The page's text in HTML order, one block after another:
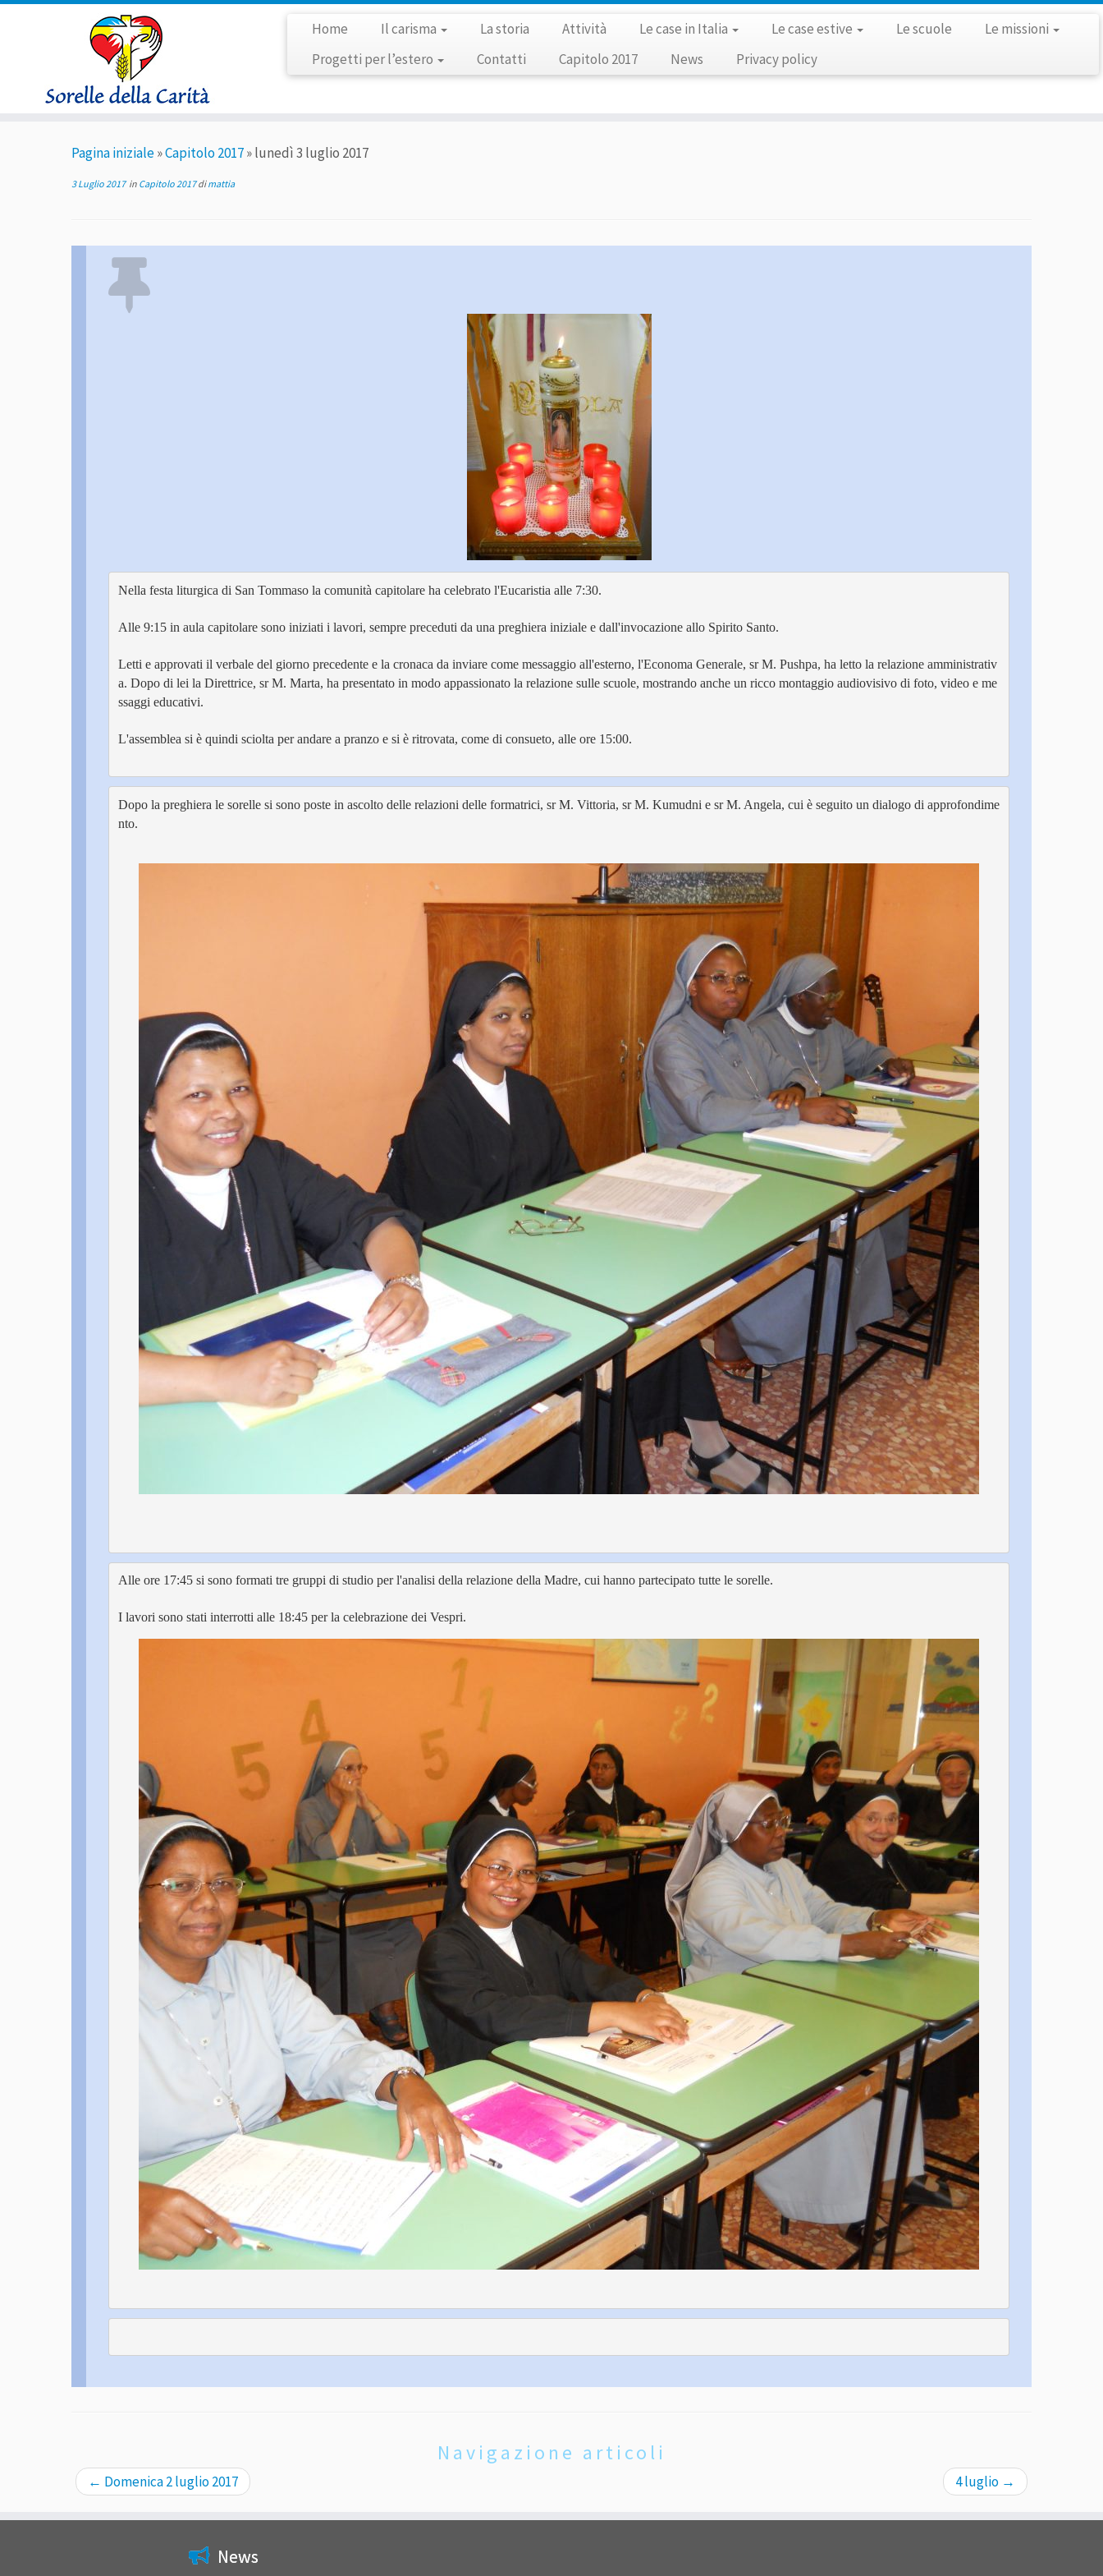
Home Il carisma La storia Attività Le case in Italia Le case estive Le scuole
Le missioni
Progetti per l’estero
Contatti Capitolo 2017 News Privacy policy
Pagina iniziale»Capitolo 2017»lunedì 3 luglio 2017
3 Luglio 2017in Capitolo 2017dimattia
Nella festa liturgica di San Tommaso la comunità capitolare ha celebrato l'Eucaristia alle 7:30.
Alle 9:15 in aula capitolare sono iniziati i lavori, sempre preceduti da una preghiera iniziale e dall'invocazione allo Spirito Santo.
Letti e approvati il verbale del giorno precedente e la cronaca da inviare come messaggio all'esterno, l'Economa Generale, sr M. Pushpa, ha letto la relazione amministrativ
a. Dopo di lei la Direttrice, sr M. Marta, ha presentato in modo appassionato la relazione sulle scuole, mostrando anche un ricco montaggio audiovisivo di foto, video e me
ssaggi educativi.
L'assemblea si è quindi sciolta per andare a pranzo e si è ritrovata, come di consueto, alle ore 15:00.
Dopo la preghiera le sorelle si sono poste in ascolto delle relazioni delle formatrici, sr M. Vittoria, sr M. Kumudni e sr M. Angela, cui è seguito un dialogo di approfondime
nto.
Alle ore 17:45 si sono formati tre gruppi di studio per l'analisi della relazione della Madre, cui hanno partecipato tutte le sorelle.
Navigazione articoli
← Domenica 2 luglio 2017 4 luglio →
News